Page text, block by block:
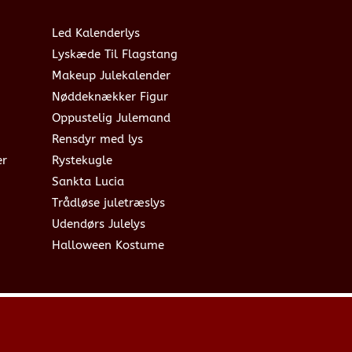
Led Kalenderlys
Lyskæde Til Flagstang
Makeup Julekalender
Nøddeknækker Figur
Oppustelig Julemand
Rensdyr med lys
Rystekugle
Sankta Lucia
Trådløse juletræslys
Udendørs Julelys
Halloween Kostume